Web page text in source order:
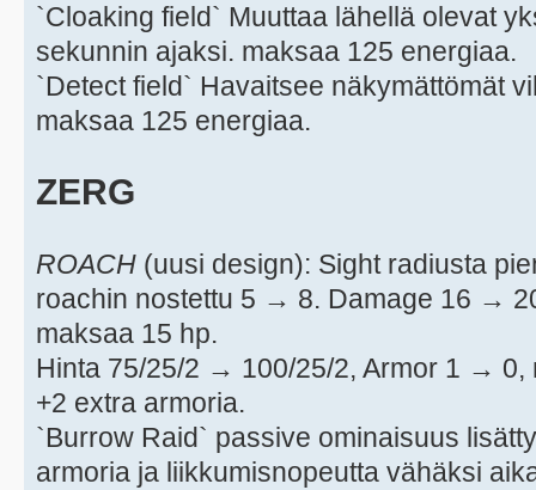
`Cloaking field` Muuttaa lähellä olevat
sekunnin ajaksi. maksaa 125 energiaa.
`Detect field` Havaitsee näkymättömät
maksaa 125 energiaa.
ZERG
ROACH (uusi design): Sight radiusta
roachin nostettu 5 → 8. Damage 16 →
maksaa 15 hp.
Hinta 75/25/2 → 100/25/2, Armor 1 → 0,
+2 extra armoria.
`Burrow Raid` passive ominaisuus
armoria ja liikkumisnopeutta vähäksi